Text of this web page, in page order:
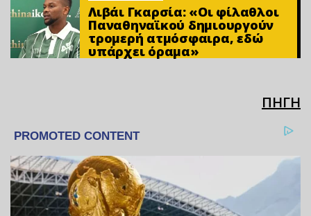
Λιβάι Γκαρσία: «Οι φίλαθλοι
Παναθηναϊκού δημιουργούν
τρομερή ατμόσφαιρα, εδώ
υπάρχει όραμα»
ΠΗΓΗ